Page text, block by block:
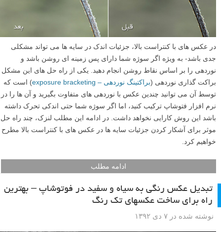
در عکس های با کنتراست بالا، جزئیات اندک در سایه ها می تواند مشکلی
جدی باشد- به ویژه اگر سوژه شما دارای پس زمینه ای روشن باشد و
نوردهی را بر اساس نقاط روشن انجام دهید. یکی از راه حل های این مشکل
براکت گذاری نوردهی (براکتینگ نوردهی – exposure bracketing
) است که
توسط آن می توانید چندین عکس با نوردهی های متفاوت بگیرید و آن ها را در
نرم افزار فتوشاپ ترکیب کنید، اما اگر سوژه شما حتی اندکی تحرک داشته
باشد این روش کارایی نخواهد داشت. در ادامه این مطلب لنزک، چند راه حل
موثر برای آشکار کردن جزئیات سایه ها در عکس های با کنتراست بالا مطرح
خواهیم کرد.
ادامه مطلب
تبدیل عکس رنگی به سیاه و سفید در فوتوشاپ – بهترین
راه برای ساخت عکسهای تک رنگ
نوشته شده در ۷ دی ۱۳۹۲